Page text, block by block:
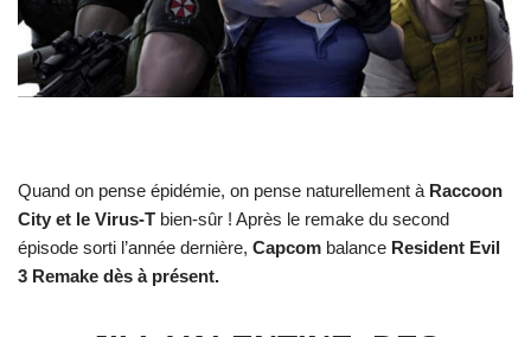
Quand on pense épidémie, on pense naturellement à Raccoon
City et le Virus-T bien-sûr ! Après le remake du second
épisode sorti l’année dernière, Capcom balance Resident Evil
3 Remake dès à présent.